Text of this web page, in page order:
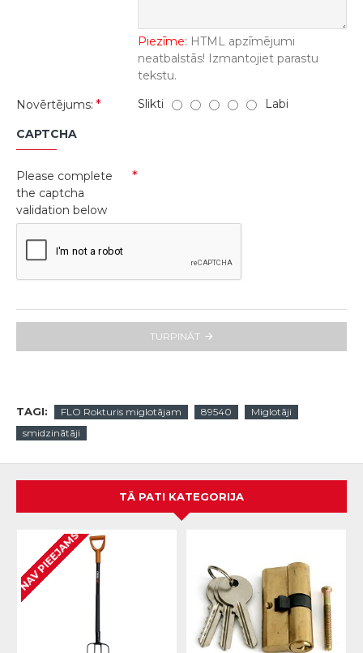
Piezīme: HTML apzīmējumi
neatbalstās! Izmantojiet parastu
tekstu.
Novērtējums:
Slikti Labi
CAPTCHA
Please complete
the captcha
validation below
TURPINĀT
TAGI: FLO Rokturis miglotājam 89540
Miglotāji
smidzinātāji
TĀ PATI KATEGORIJA
NAV PIEEJAMS